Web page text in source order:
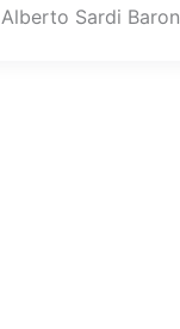
Alberto Sardi